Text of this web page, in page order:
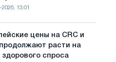
2026, 13:01
цены на CRC и
расти на
спроса